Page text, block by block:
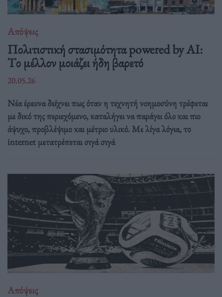
Απόψεις
Πολιτιστική στασιμότητα powered by AI:
Tο μέλλον μοιάζει ήδη βαρετό
20.05.26
Νέα έρευνα δείχνει πως όταν η τεχνητή νοημοσύνη τρέφεται
με δικό της περιεχόμενο, καταλήγει να παράγει όλο και πιο
άψυχο, προβλέψιμο και μέτριο υλικό. Με λίγα λόγια, το
internet μετατρέπεται σιγά σιγά
Απόψεις